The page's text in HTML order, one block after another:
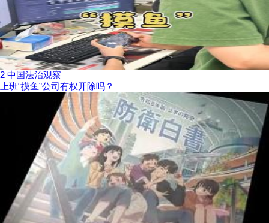
2 中国法治观察
上班“摸鱼”公司有权开除吗？